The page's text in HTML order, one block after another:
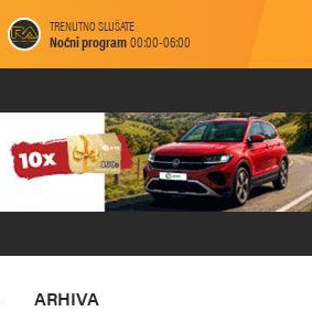
TRENUTNO SLUŠATE
Noćni program00:00-06:00
ARHIVA